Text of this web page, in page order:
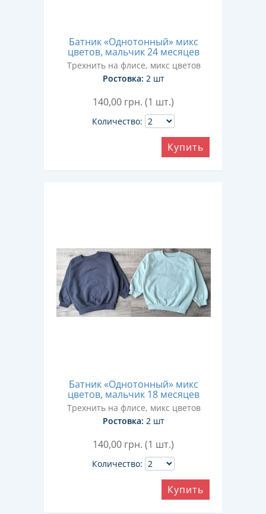
Батник «Однотонный» микс
цветов, мальчик 24 месяцев
Трехнить на флисе, микс цветов
Ростовка: 2 шт
140,00 грн. (1 шт.)
Количество:
Купить
Батник «Однотонный» микс
цветов, мальчик 18 месяцев
Трехнить на флисе, микс цветов
Ростовка: 2 шт
140,00 грн. (1 шт.)
Количество:
Купить